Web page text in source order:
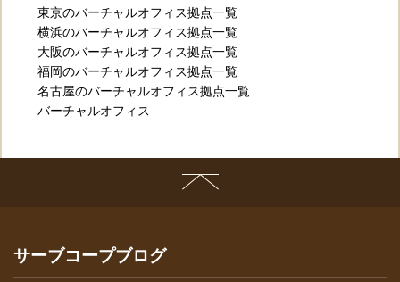
東京のバーチャルオフィス拠点一覧
横浜のバーチャルオフィス拠点一覧
大阪のバーチャルオフィス拠点一覧
福岡のバーチャルオフィス拠点一覧
名古屋のバーチャルオフィス拠点一覧
バーチャルオフィス
サーブコープブログ